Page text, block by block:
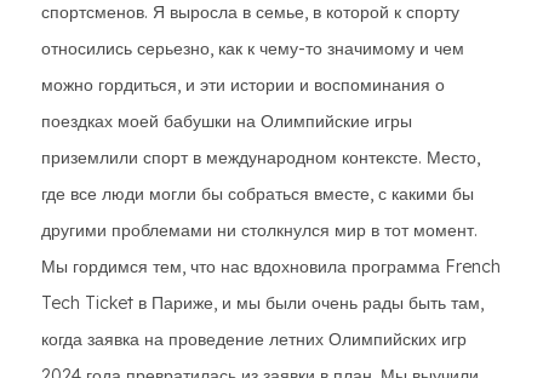
спортсменов. Я выросла в семье, в которой к спорту
относились серьезно, как к чему-то значимому и чем
можно гордиться, и эти истории и воспоминания о
поездках моей бабушки на Олимпийские игры
приземлили спорт в международном контексте. Место,
где все люди могли бы собраться вместе, с какими бы
другими проблемами ни столкнулся мир в тот момент.
Мы гордимся тем, что нас вдохновила программа French
Tech Ticket в Париже, и мы были очень рады быть там,
когда заявка на проведение летних Олимпийских игр